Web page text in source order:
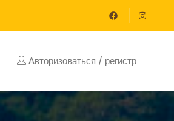
Авторизоваться / регистр